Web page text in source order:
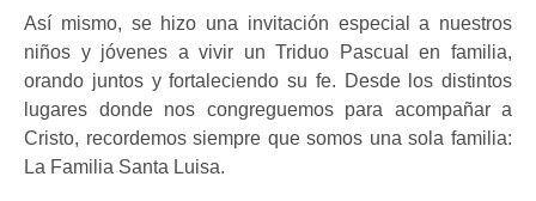
Así mismo, se hizo una invitación especial a nuestros
niños y jóvenes a vivir un Triduo Pascual en familia,
orando juntos y fortaleciendo su fe. Desde los distintos
lugares donde nos congreguemos para acompañar a
Cristo, recordemos siempre que somos una sola familia:
La Familia Santa Luisa.